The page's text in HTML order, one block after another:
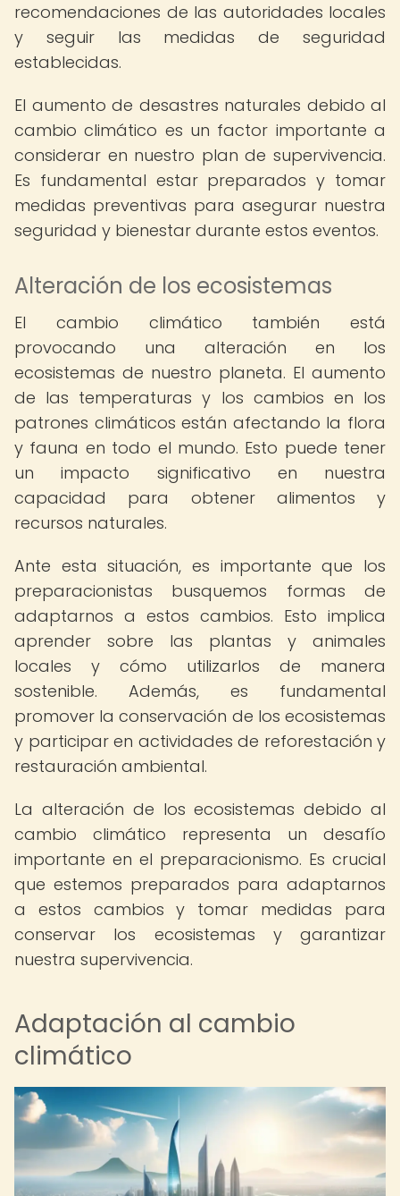
recomendaciones de las autoridades locales
y seguir las medidas de seguridad
establecidas.
El aumento de desastres naturales debido al
cambio climático es un factor importante a
considerar en nuestro plan de supervivencia.
Es fundamental estar preparados y tomar
medidas preventivas para asegurar nuestra
seguridad y bienestar durante estos eventos.
Alteración de los ecosistemas
El cambio climático también está
provocando una alteración en los
ecosistemas de nuestro planeta. El aumento
de las temperaturas y los cambios en los
patrones climáticos están afectando la flora
y fauna en todo el mundo. Esto puede tener
un impacto significativo en nuestra
capacidad para obtener alimentos y
recursos naturales.
Ante esta situación, es importante que los
preparacionistas busquemos formas de
adaptarnos a estos cambios. Esto implica
aprender sobre las plantas y animales
locales y cómo utilizarlos de manera
sostenible. Además, es fundamental
promover la conservación de los ecosistemas
y participar en actividades de reforestación y
restauración ambiental.
La alteración de los ecosistemas debido al
cambio climático representa un desafío
importante en el preparacionismo. Es crucial
que estemos preparados para adaptarnos
a estos cambios y tomar medidas para
conservar los ecosistemas y garantizar
nuestra supervivencia.
Adaptación al cambio
climático